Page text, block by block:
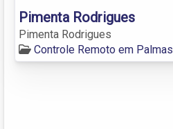
Pimenta Rodrigues
Pimenta Rodrigues
Controle Remoto em Palmas